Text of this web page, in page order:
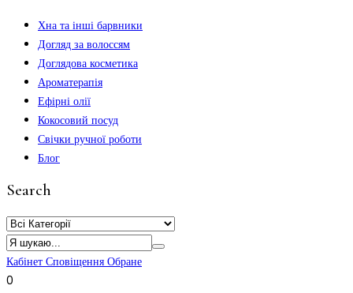
Хна та інші барвники
Догляд за волоссям
Доглядова косметика
Ароматерапія
Ефірні олії
Кокосовий посуд
Свічки ручної роботи
Блог
Search
Кабінет Сповіщення Обране
0